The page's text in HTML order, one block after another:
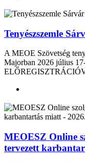
Tenyészszemle
A MEOE Szövetség
Majorban 2026 július
MEOESZ Online
tervezett